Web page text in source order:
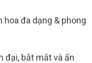
đa dạng & phong
đại, bắt mắt và ấn